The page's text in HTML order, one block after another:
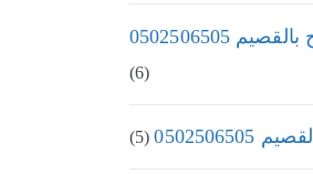
(6)
(5)